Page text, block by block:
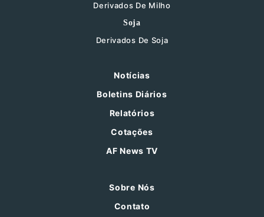
Derivados De Milho
Soja
Derivados De Soja
Notícias
Boletins Diários
Relatórios
Cotações
AF News TV
Sobre Nós
Contato